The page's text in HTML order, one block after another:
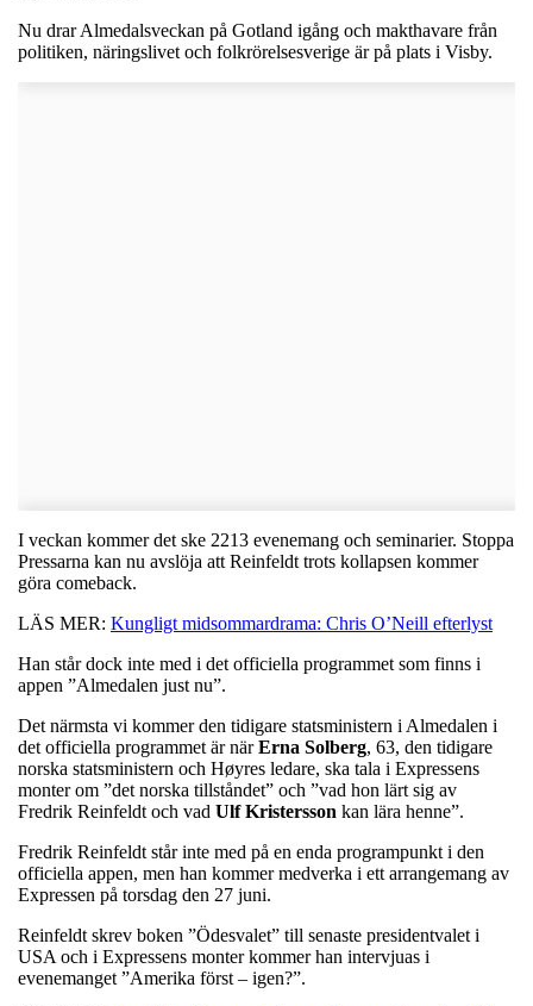
Nu drar Almedalsveckan på Gotland igång och makthavare från
politiken, näringslivet och folkrörelsesverige är på plats i Visby.
I veckan kommer det ske 2213 evenemang och seminarier. Stoppa
Pressarna kan nu avslöja att Reinfeldt trots kollapsen kommer
göra comeback.
LÄS MER: Kungligt midsommardrama: Chris O’Neill efterlyst
Han står dock inte med i det officiella programmet som finns i
appen ”Almedalen just nu”.
Det närmsta vi kommer den tidigare statsministern i Almedalen i
det officiella programmet är närErna Solberg, 63, den tidigare
norska statsministern och Høyres ledare, ska tala i Expressens
monter om ”det norska tillståndet” och ”vad hon lärt sig av
Fredrik Reinfeldt och vad Ulf Kristersson kan lära henne”.
Fredrik Reinfeldt står inte med på en enda programpunkt i den
officiella appen, men han kommer medverka i ett arrangemang av
Expressen på torsdag den 27 juni.
Reinfeldt skrev boken ”Ödesvalet” till senaste presidentvalet i
USA och i Expressens monter kommer han intervjuas i
evenemanget ”Amerika först – igen?”.